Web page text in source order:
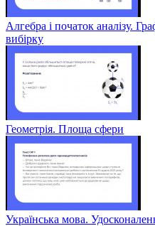
Алгебра і початок аналізу.
вибірку
Геометрія. Площа сфери
Українська мова.